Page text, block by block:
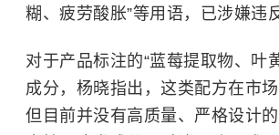
糊、疲劳酸胀”等用语，已涉嫌违
对于产品标注的“蓝莓提取物、叶
成分，杨晓指出，这类配方在市场
但目前并没有高质量、严格设计